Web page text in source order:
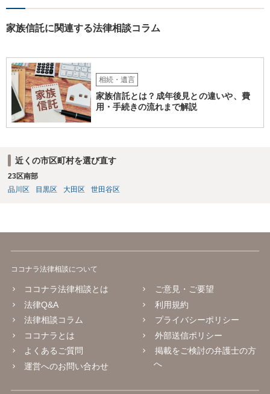
家族信託に関連する法律相談コラム
相続・遺言
家族信託とは？成年後見との違いや、費
用・手続きの流れまで解説
近くの市区町村を選び直す
23区南部
品川区
目黒区 大田区 世田谷区
ココナラ法律相談について
ココナラ法律相談とは
法律Q&A
法律相談コラム
ココナラとは
よくあるご質問
運営へのお問い合わせ
ご意見・ご要望
利用規約
プライバシーポリシー
外部送信ポリシー
掲載をご検討の弁護士の方
へ